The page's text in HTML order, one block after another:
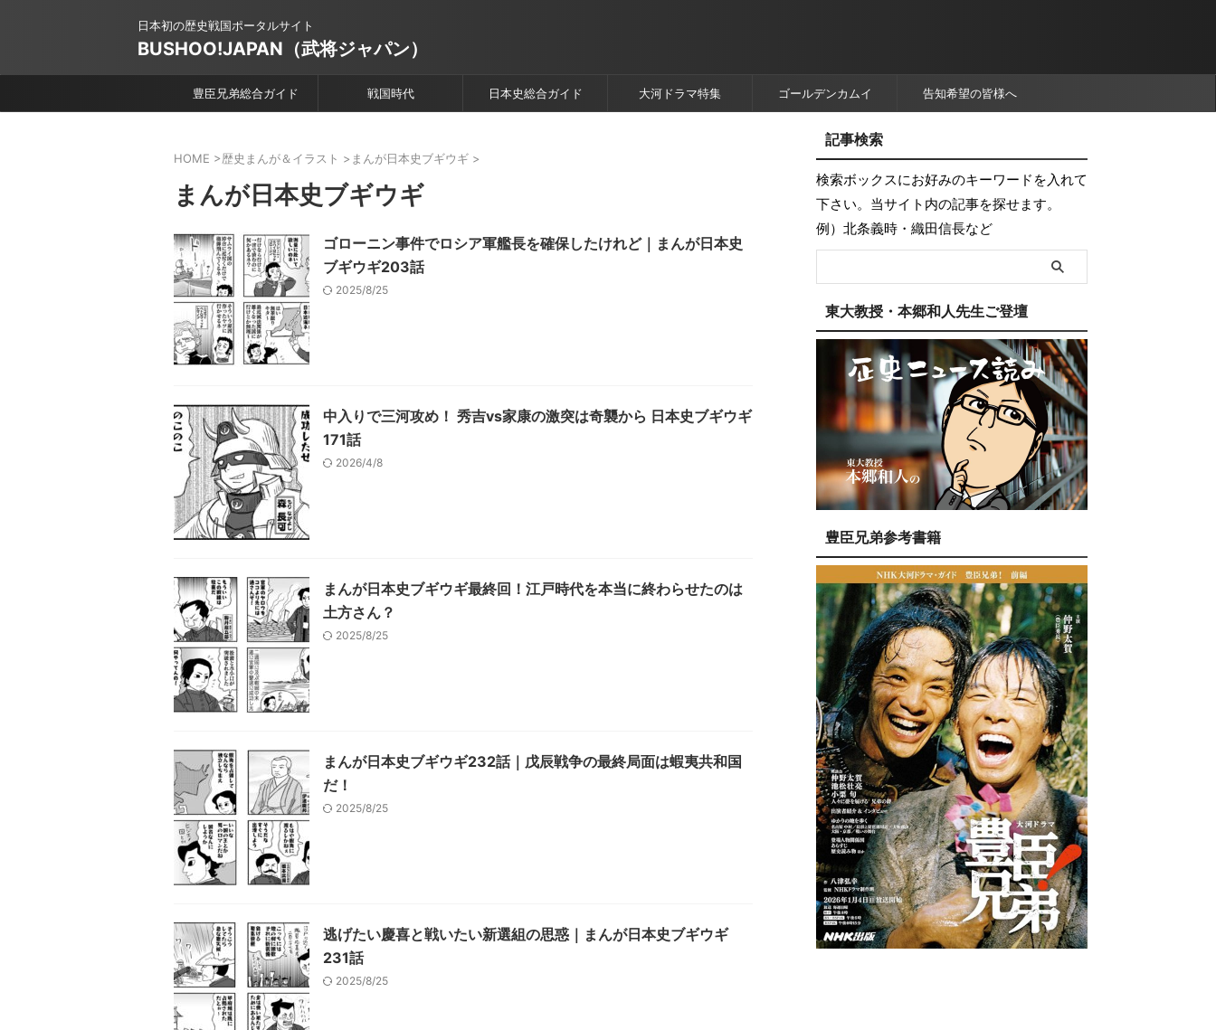
日本初の歴史戦国ポータルサイト
BUSHOO!JAPAN（武将ジャパン）
豊臣兄弟総合ガイド 戦国時代 日本史総合ガイド 大河ドラマ特集 ゴールデンカムイ 告知希望の皆様へ
HOME >歴史まんが＆イラスト > まんが日本史ブギウギ >
まんが日本史ブギウギ
ゴローニン事件でロシア軍艦長を確保したけれど｜まんが日本史
ブギウギ203話
2025/8/25
中入りで三河攻め！ 秀吉vs家康の激突は奇襲から 日本史ブギウギ
171話
2026/4/8
まんが日本史ブギウギ最終回！江戸時代を本当に終わらせたのは
土方さん？
2025/8/25
まんが日本史ブギウギ232話｜戊辰戦争の最終局面は蝦夷共和国
だ！
2025/8/25
逃げたい慶喜と戦いたい新選組の思惑｜まんが日本史ブギウギ
231話
2025/8/25
記事検索
検索ボックスにお好みのキーワードを入れて
下さい。当サイト内の記事を探せます。
例）北条義時・織田信長など
東大教授・本郷和人先生ご登壇
豊臣兄弟参考書籍